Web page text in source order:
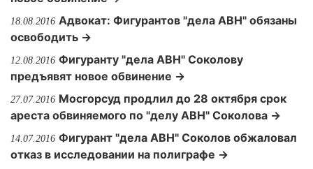
18.08.2016 Адвокат: Фигурантов "дела АВН" обязаны
освободить →
12.08.2016 Фигуранту "дела АВН" Соколову
предъявят новое обвинение →
27.07.2016 Мосгорсуд продлил до 28 октября срок
ареста обвиняемого по "делу АВН" Соколова →
14.07.2016 Фигурант "дела АВН" Соколов обжаловал
отказ в исследовании на полиграфе →